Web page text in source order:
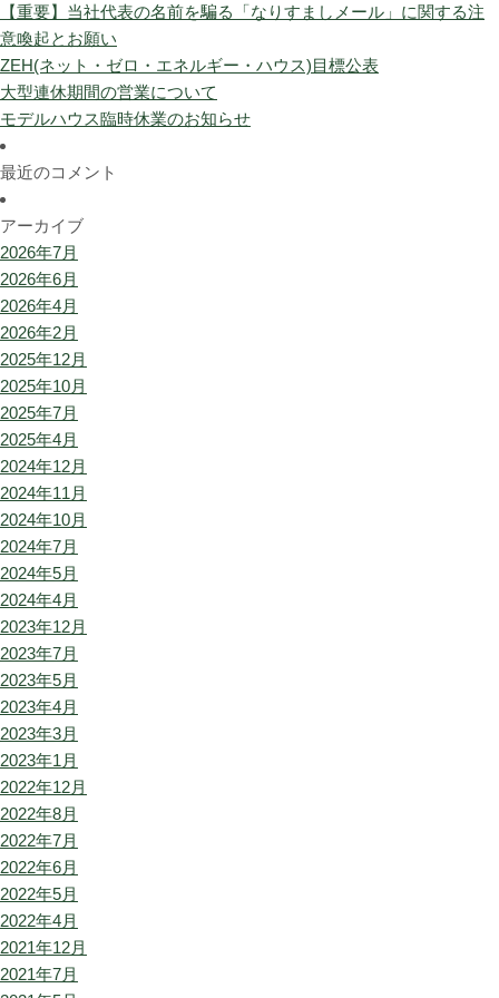
【重要】当社代表の名前を騙る「なりすましメール」に関する注
意喚起とお願い
ZEH(ネット・ゼロ・エネルギー・ハウス)目標公表
大型連休期間の営業について
モデルハウス臨時休業のお知らせ
最近のコメント
アーカイブ
2026年7月
2026年6月
2026年4月
2026年2月
2025年12月
2025年10月
2025年7月
2025年4月
2024年12月
2024年11月
2024年10月
2024年7月
2024年5月
2024年4月
2023年12月
2023年7月
2023年5月
2023年4月
2023年3月
2023年1月
2022年12月
2022年8月
2022年7月
2022年6月
2022年5月
2022年4月
2021年12月
2021年7月